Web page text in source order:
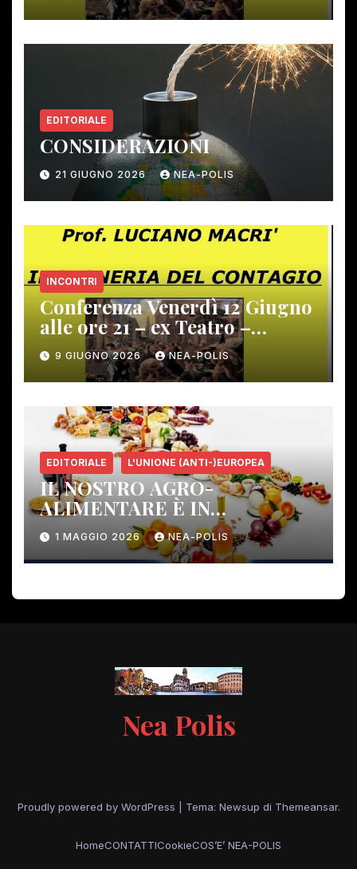
EDITORIALE
CONSIDERAZIONI
21 GIUGNO 2026 NEA-POLIS
INCONTRI
Conferenza Venerdì 12 Giugno
alle ore 21 – ex Teatro –
Gambassi Terme –
9 GIUGNO 2026 NEA-POLIS
EDITORIALE L'UNIONE (ANTI-)EUROPEA
IL NOSTRO AGRO-
ALIMENTARE È IN
PERICOLO!
1 MAGGIO 2026 NEA-POLIS
Nea Polis
Proudly powered by WordPress Tema: Newsup di Themeansar.
HomeCONTATTICookieCOS’E’ NEA-POLIS